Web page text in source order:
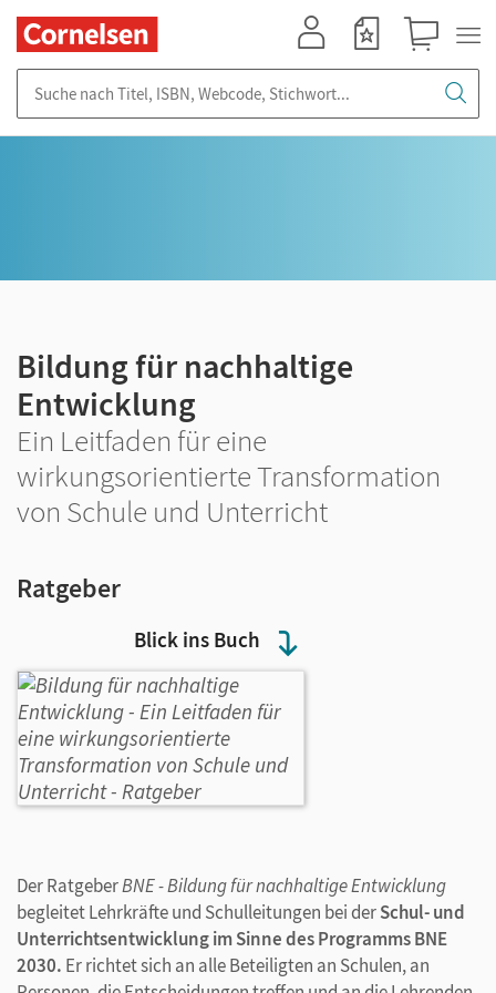
Blick ins Buch
Bildung für nachhaltige
Entwicklung
Ein Leitfaden für eine
wirkungsorientierte Transformation
von Schule und Unterricht
Ratgeber
Der RatgeberBNE - Bildung für nachhaltige Entwicklung
begleitet Lehrkräfte und Schulleitungen bei derSchul- und
Unterrichtsentwicklung im Sinne des Programms BNE
2030. Er richtet sich an alle Beteiligten an Schulen, an